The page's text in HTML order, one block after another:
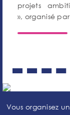
projets
», organisé
Vous organisez